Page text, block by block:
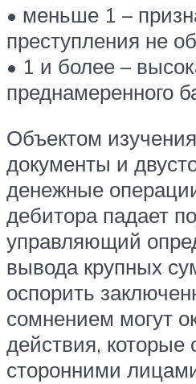
• меньше 1 –
преступления не
• 1 и более –
преднамеренного
Объектом
документы и
денежные
дебитора падает
управляющий
вывода крупных
оспорить
сомнением могут
действия, которые
сторонними